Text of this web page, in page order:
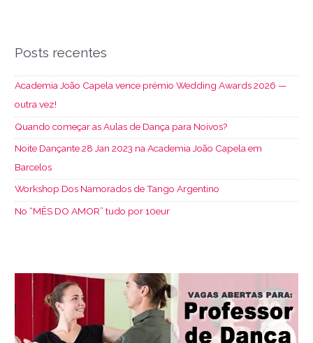
Posts recentes
Academia João Capela vence prémio Wedding Awards 2026 —
outra vez!
Quando começar as Aulas de Dança para Noivos?
Noite Dançante 28 Jan 2023 na Academia João Capela em
Barcelos
Workshop Dos Namorados de Tango Argentino
No “MÊS DO AMOR” tudo por 10eur